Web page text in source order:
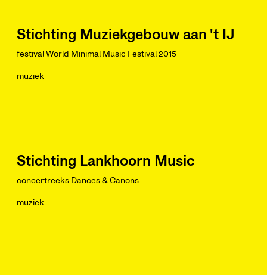
Stichting Muziekgebouw aan 't IJ
festival World Minimal Music Festival 2015
muziek
Stichting Lankhoorn Music
concertreeks Dances & Canons
muziek